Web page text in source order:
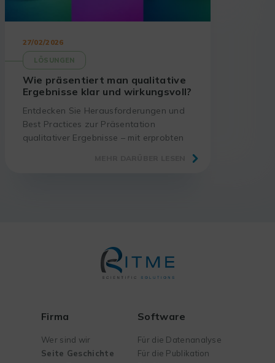
27/02/2026
LÖSUNGEN
Wie präsentiert man qualitative
Ergebnisse klar und wirkungsvoll?
Entdecken Sie Herausforderungen und
Best Practices zur Präsentation
qualitativer Ergebnisse – mit erprobten
Firma
Wer sind wir
Seite Geschichte
Software
Für die Datenanalyse
Für die Publikation